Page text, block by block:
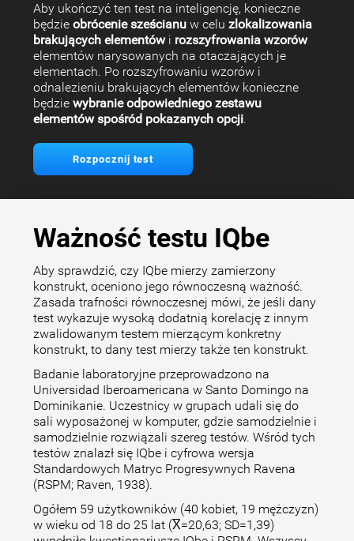
Aby ukończyć ten test na inteligencję, konieczne
będzieobrócenie sześcianu w celuzlokalizowania
brakujących elementówi rozszyfrowania wzorów
elementów narysowanych na otaczających je
elementach. Po rozszyfrowaniu wzorów i
odnalezieniu brakujących elementów konieczne
będziewybranie odpowiedniego zestawu
elementów spośród pokazanych opcji.
Rozpocznij test
Ważność testu IQbe
Aby sprawdzić, czy IQbe mierzy zamierzony
konstrukt, oceniono jego równoczesną ważność.
Zasada trafności równoczesnej mówi, że jeśli dany
test wykazuje wysoką dodatnią korelację z innym
zwalidowanym testem mierzącym konkretny
konstrukt, to dany test mierzy także ten konstrukt.
Badanie laboratoryjne przeprowadzono na
Universidad Iberoamericana w Santo Domingo na
Dominikanie. Uczestnicy w grupach udali się do
sali wyposażonej w komputer, gdzie samodzielnie i
samodzielnie rozwiązali szereg testów. Wśród tych
testów znalazł się IQbe i cyfrowa wersja
Standardowych Matryc Progresywnych Ravena
(RSPM; Raven, 1938).
Ogółem 59 użytkowników (40 kobiet, 19 mężczyzn)
w wieku od 18 do 25 lat (X̅=20,63; SD=1,39)